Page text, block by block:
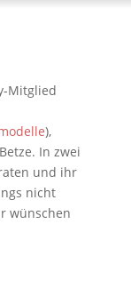
Mitglied
),
In zwei
und ihr
nicht
wünschen